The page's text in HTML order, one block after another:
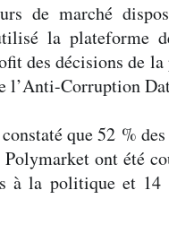
de marché
la plateforme
des décisions de
l’Anti-Corruption
que 52 %
ont été
à la politique et 14